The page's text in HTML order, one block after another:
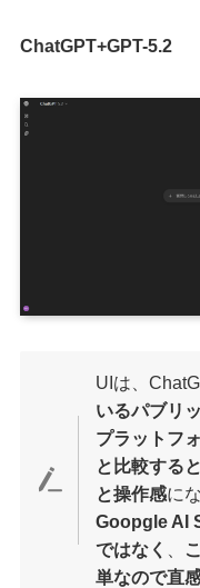
ChatGPT+GPT-5.2
UIは、
いるパブリ
プラットフ
と比較する
と操作感に
Goopgle AI
ではなく
単なので直